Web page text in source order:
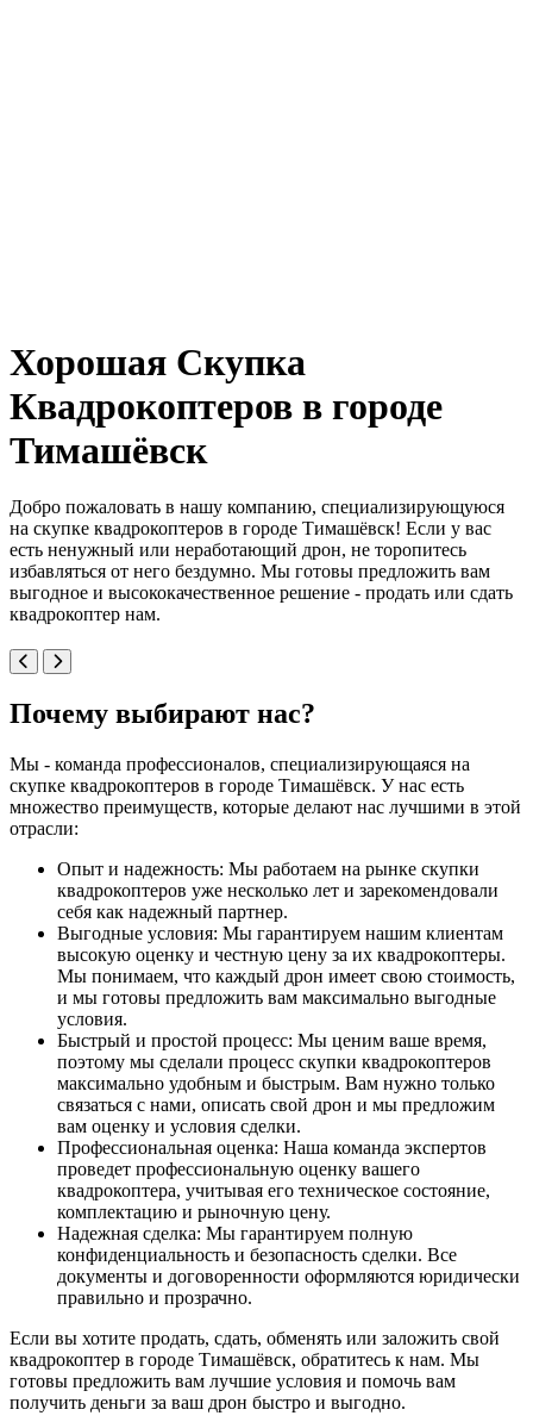
Хорошая Скупка
Квадрокоптеров в городе
Тимашёвск
Добро пожаловать в нашу компанию, специализирующуюся
на скупке квадрокоптеров в городе Тимашёвск! Если у вас
есть ненужный или неработающий дрон, не торопитесь
избавляться от него бездумно. Мы готовы предложить вам
выгодное и высококачественное решение - продать или сдать
квадрокоптер нам.
Почему выбирают нас?
Мы - команда профессионалов, специализирующаяся на
скупке квадрокоптеров в городе Тимашёвск. У нас есть
множество преимуществ, которые делают нас лучшими в этой
отрасли:
Опыт и надежность: Мы работаем на рынке скупки
квадрокоптеров уже несколько лет и зарекомендовали
себя как надежный партнер.
Выгодные условия: Мы гарантируем нашим клиентам
высокую оценку и честную цену за их квадрокоптеры.
Мы понимаем, что каждый дрон имеет свою стоимость,
и мы готовы предложить вам максимально выгодные
условия.
Быстрый и простой процесс: Мы ценим ваше время,
поэтому мы сделали процесс скупки квадрокоптеров
максимально удобным и быстрым. Вам нужно только
связаться с нами, описать свой дрон и мы предложим
вам оценку и условия сделки.
Профессиональная оценка: Наша команда экспертов
проведет профессиональную оценку вашего
квадрокоптера, учитывая его техническое состояние,
комплектацию и рыночную цену.
Надежная сделка: Мы гарантируем полную
конфиденциальность и безопасность сделки. Все
документы и договоренности оформляются юридически
правильно и прозрачно.
Если вы хотите продать, сдать, обменять или заложить свой
квадрокоптер в городе Тимашёвск, обратитесь к нам. Мы
готовы предложить вам лучшие условия и помочь вам
получить деньги за ваш дрон быстро и выгодно.